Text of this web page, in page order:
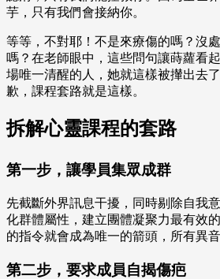
芋，只有我們會接納你。
等等，不對耶！不是來療傷的嗎？沒
嗎？在老師眼中，這些問句讓蒔蘿看
場唯一清醒的人，她就這樣被攆出去
歉，課程套路就是這樣。
拆解心靈課程的套路
第一步，讓學員集眾成群
先截斷外界訊息干擾，同時剔除自我
化群體屬性，建立團體凝聚力最有效
的指令就會成為唯一的箭頭，所有異
第二步，要求成員自揭傷疤